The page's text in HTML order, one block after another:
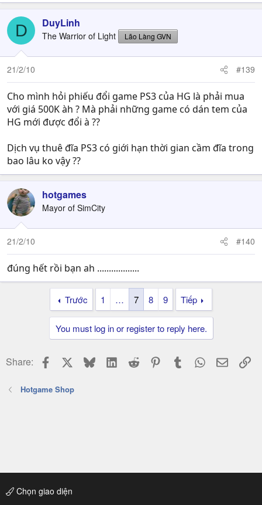
D DuyLinh
The Warrior of Light Lão Làng GVN
21/2/10 #139
Cho mình hỏi phiếu đổi game PS3 của HG là phải mua
với giá 500K àh ? Mà phải những game có dán tem của
HG mới được đổi à ??
Dịch vụ thuê đĩa PS3 có giới hạn thời gian cầm đĩa trong
bao lâu ko vậy ??
hotgames
Mayor of SimCity
21/2/10 #140
đúng hết rồi bạn ah ..................
Trước 1 … 7 8 9 Tiếp
You must log in or register to reply here.
Share: Facebook BlueskyLinkedIn
Reddit PinterestTumblr WhatsApp
Email
Hotgame Shop
Chọn giao diện